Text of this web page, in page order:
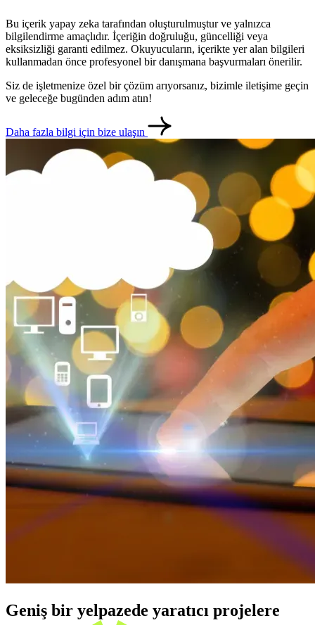
İletişim English
Bu içerik yapay zeka tarafından oluşturulmuştur ve yalnızca
bilgilendirme amaçlıdır. İçeriğin doğruluğu, güncelliği veya
eksiksizliği garanti edilmez. Okuyucuların, içerikte yer alan bilgileri
kullanmadan önce profesyonel bir danışmana başvurmaları önerilir.
Siz de işletmenize özel bir çözüm arıyorsanız, bizimle iletişime geçin
ve geleceğe bugünden adım atın!
Daha fazla bilgi için bize ulaşın
Geniş bir yelpazede yaratıcı projelere